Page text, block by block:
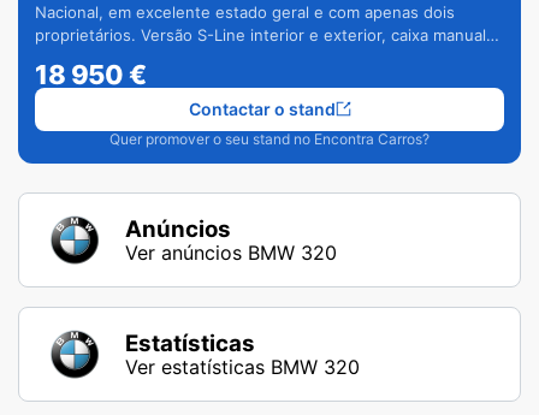
Nacional, em excelente estado geral e com apenas dois
proprietários. Versão S-Line interior e exterior, caixa manual
18 950€
Quer promover o seu stand no Encontra Carros?
Contactar o stand
Anúncios
Ver anúncios BMW 320
Estatísticas
Ver estatísticas BMW 320